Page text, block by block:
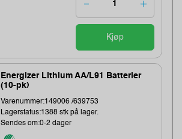
Kjøp
Energizer Lithium AA/L91 Batterier
(10-pk)
Varenummer:149006 /639753
Lagerstatus:1388 stk på lager.
Sendes om:0-2 dager